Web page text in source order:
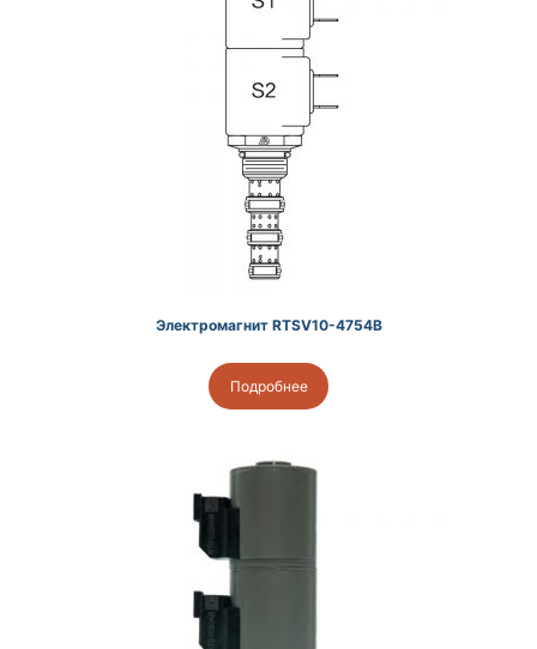
Электромагнит RTSV10-4754B
Подробнее